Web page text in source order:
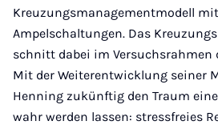
Kreuzungsmanagementmodell
Ampelschaltungen. Das
schnitt dabei im Versuchsrahmen
Mit der Weiterentwicklung seiner
Henning zukünftig den Traum
wahr werden lassen: stressfreies